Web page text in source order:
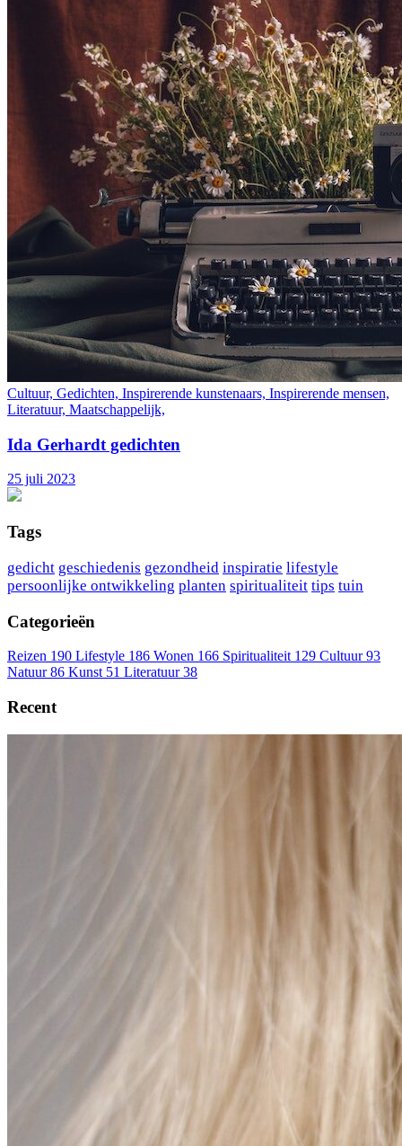
Cultuur, Gedichten, Inspirerende kunstenaars, Inspirerende mensen,
Literatuur, Maatschappelijk,
Ida Gerhardt gedichten
25 juli 2023
Tags
gedicht geschiedenis gezondheid inspiratie lifestyle
persoonlijke ontwikkeling planten spiritualiteit tips tuin
Categorieën
Reizen 190 Lifestyle 186 Wonen 166 Spiritualiteit 129 Cultuur 93
Natuur 86 Kunst 51 Literatuur 38
Recent